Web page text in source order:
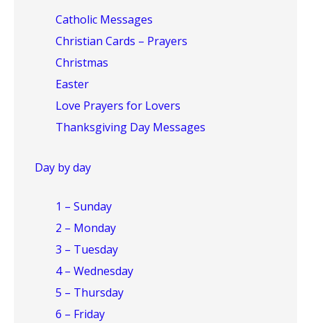
Catholic Messages
Christian Cards – Prayers
Christmas
Easter
Love Prayers for Lovers
Thanksgiving Day Messages
Day by day
1 – Sunday
2 – Monday
3 – Tuesday
4 – Wednesday
5 – Thursday
6 – Friday